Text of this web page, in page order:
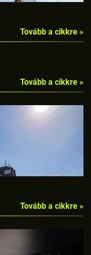
Tovább a cikkre »
Tovább a cikkre »
Tovább a cikkre »